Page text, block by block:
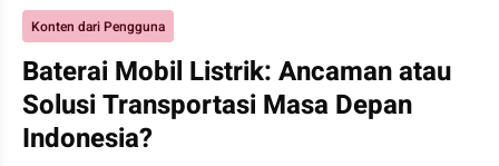
Konten dari Pengguna
Baterai Mobil Listrik: Ancaman atau
Solusi Transportasi Masa Depan
Indonesia?